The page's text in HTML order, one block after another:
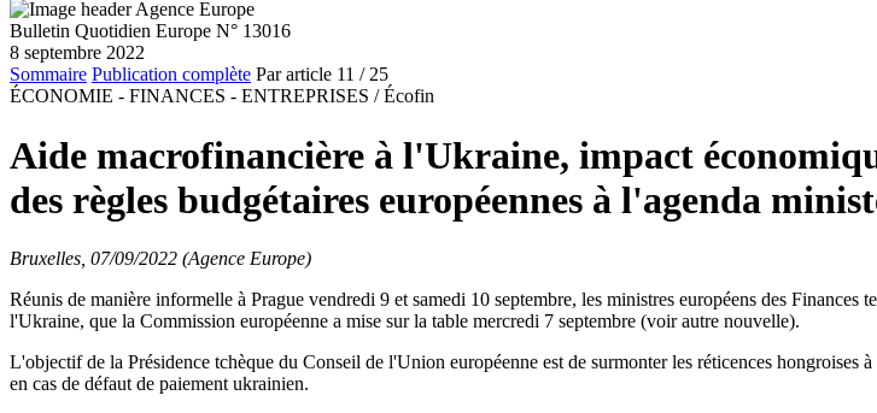
Bulletin Quotidien Europe N° 13016
8 septembre 2022
Sommaire Publication complète Par article 11 / 25
ÉCONOMIE - FINANCES - ENTREPRISES / Écofin
Aide macrofinancière à l'Ukraine, impact
des règles budgétaires européennes à l'agenda
Bruxelles, 07/09/2022 (Agence Europe)
Réunis de manière informelle à Prague vendredi 9 et samedi 10 septembre, les ministres européens des
l'Ukraine, que la Commission européenne a mise sur la table mercredi 7 septembre (voir autre nouvelle).
L'objectif de la Présidence tchèque du Conseil de l'Union européenne est de surmonter les réticences hongroises
en cas de défaut de paiement ukrainien.